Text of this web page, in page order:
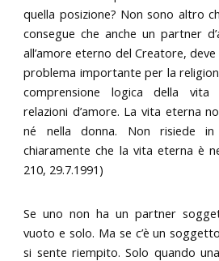
quella posizione? Non sono altro
consegue che anche un partner
all’amore eterno del Creatore,
problema importante per la
comprensione logica della
relazioni d’amore. La vita eterna
né nella donna. Non risiede
chiaramente che la vita eterna è
210, 29.7.1991)
Se uno non ha un partner
vuoto e solo. Ma se c’è un
si sente riempito. Solo quando